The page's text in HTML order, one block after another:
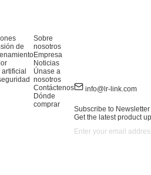
de
Sobre
nosotros
Empresa
Noticias
Únase a
nosotros
Contáctenos
Dónde
comprar
info@lr-link.com
Subscribe to Newsletter
Get the latest product